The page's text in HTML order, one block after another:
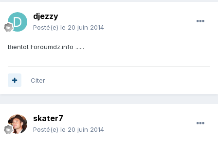
djezzy
Posté(e) le 20 juin 2014
Bientot Foroumdz.info ......
Citer
skater7
Posté(e) le 20 juin 2014